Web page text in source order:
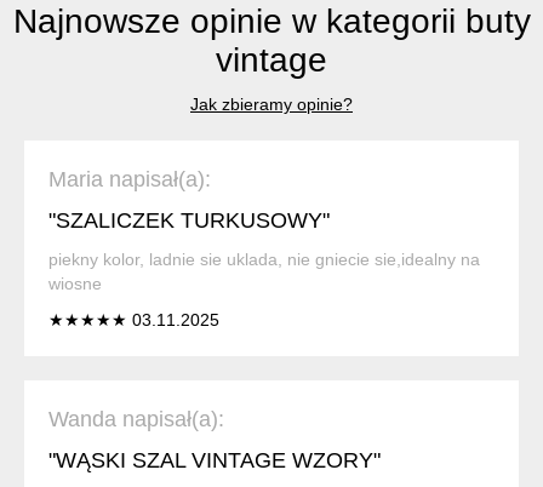
Najnowsze opinie w kategorii buty
vintage
Jak zbieramy opinie?
Maria napisał(a):
"SZALICZEK TURKUSOWY"
piekny kolor, ladnie sie uklada, nie gniecie sie,idealny na
wiosne
★★★★★ 03.11.2025
Wanda napisał(a):
"WĄSKI SZAL VINTAGE WZORY"